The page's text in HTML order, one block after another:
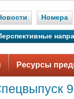
Номера
Ресурсы